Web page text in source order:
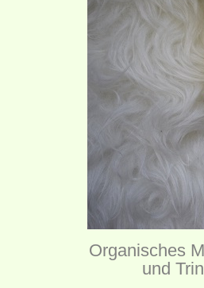
Organisches
und